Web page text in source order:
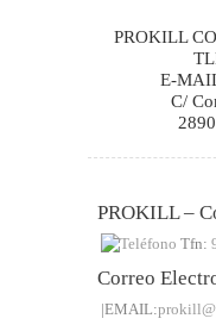
PROKILL
E-
C/
PROKILL –
Tfn:
Correo
|EMAIL: